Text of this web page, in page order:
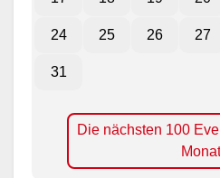
24 25 26 27
31
Die nächsten 100